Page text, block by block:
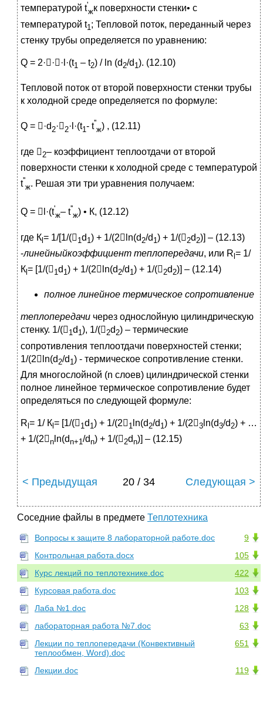
температурой t'
жк поверхности стенки• с
температурой t1 ; Тепловой поток, переданный через
стенку трубы определяется по уравнению:
Q = 2···l·(t1 – t2) / ln (d2/d 1). (12.10)
Тепловой поток от второй поверхности стенки трубы
к холодной среде определяется по формуле:
Q = ·d 2· 2·l·(t1- t''
ж) , (12.11)
где  2– коэффициент теплоотдачи от второй
поверхности стенки к холодной среде с температурой
t''
ж. Решая эти три уравнения получаем:
Q = l·(t'
ж– t''
ж) • К, (12.12)
где К= 1/[1/( 1d 1) + 1/(2ln(d2/d 1) + 1/(2d2)] – (12.13)
-линейныйкоэффициент теплопередачи, или R = 1/
К= [1/( 1d 1) + 1/(2ln(d2/d 1) + 1/(2d2)] – (12.14)
полное линейное термическое сопротивление
теплопередачи через однослойную цилиндрическую
стенку. 1/( 1d 1), 1/(2d2) – термические
сопротивления теплоотдачи поверхностей стенки;
1/(2ln(d 2/d 1 ) - термическое сопротивление стенки.
Для многослойной (n слоев) цилиндрической стенки
полное линейное термическое сопротивление будет
определяться по следующей формуле:
R = 1/ К= [1/( 1d 1) + 1/(2 1 ln(d2/d 1) + 1/(23 ln(d3/d2) + …
+ 1/(2n ln(dn+1/dn) + 1/(2dn)] – (12.15)
< Предыдущая 20 / 34 Следующая >
Соседние файлы в предмете Теплотехника
9
Вопросы к защите 8 лабораторной работе.doc
105
Контрольная работа.docx
422
Курс лекций по теплотехнике.doc
103
Курсовая работа.doc
128
Лаба №1.doc
63
лабораторная работа №7.doc
651
Лекции по теплопередачи (Конвективный
теплообмен, Word).doc
119
Лекции.doc